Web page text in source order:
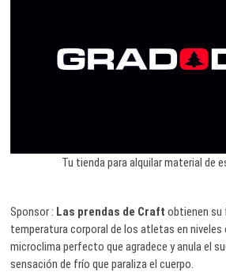
Tu tienda para alquilar material de
Sponsor : Las prendas de Craft obtienen su
temperatura corporal de los atletas en
microclima perfecto que agradece y anula el
sensación de frío que paraliza el cuerpo.